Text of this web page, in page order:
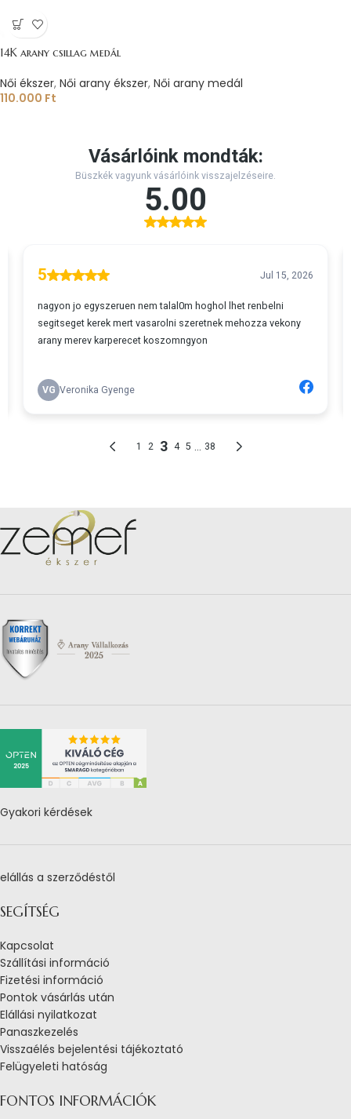
14K arany csillag medál
Női ékszer, Női arany ékszer, Női arany medál
110.000 Ft
Gyakori kérdések
elállás a szerződéstől
SEGÍTSÉG
Kapcsolat
Szállítási információ
Fizetési információ
Pontok vásárlás után
Elállási nyilatkozat
Panaszkezelés
Visszaélés bejelentési tájékoztató
Felügyeleti hatóság
FONTOS INFORMÁCIÓK